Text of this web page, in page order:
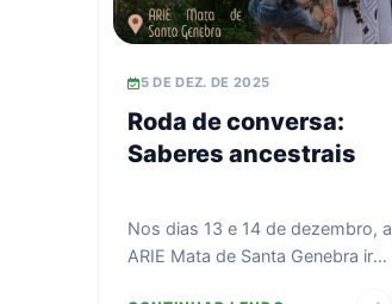
5 DE DEZ. DE 2025
Roda de conversa:
Saberes ancestrais
Nos dias 13 e 14 de dezembro, a
ARIE Mata de Santa Genebra irá